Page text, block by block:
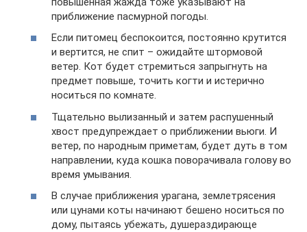
приближение пасмурной погоды.
Если питомец беспокоится, постоянно крутится
и вертится, не спит – ожидайте штормовой
ветер. Кот будет стремиться запрыгнуть на
предмет повыше, точить когти и истерично
носиться по комнате.
Тщательно вылизанный и затем распушенный
хвост предупреждает о приближении вьюги. И
ветер, по народным приметам, будет дуть в том
направлении, куда кошка поворачивала голову во
время умывания.
В случае приближения урагана, землетрясения
или цунами коты начинают бешено носиться по
дому, пытаясь убежать, душераздирающе